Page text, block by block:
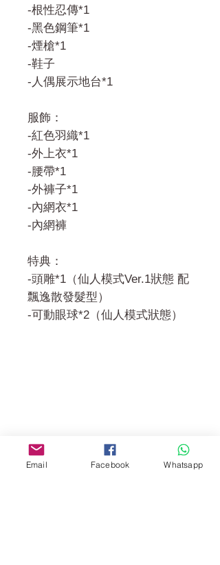
-根性忍傳*1
-黑色鋼筆*1
-煙槍*1
-鞋子
-人偶展示地台*1
服飾：
-紅色羽織*1
-外上衣*1
-腰帶*1
-外褲子*1
-內網衣*1
-內網褲
特典：
-頭雕*1（仙人模式Ver.1狀態 配
飄逸散發髮型）
-可動眼球*2（仙人模式狀態）
油麻地彌敦道534-538
現時點
Email Facebook Whatsapp